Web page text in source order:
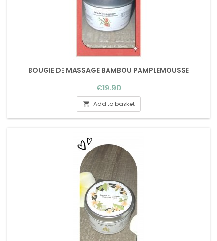
BOUGIE DE MASSAGE BAMBOU PAMPLEMOUSSE
Price
€19.90
 Add to basket